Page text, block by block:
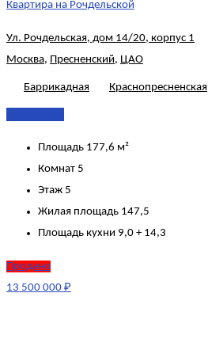
Квартира на Рочдельской
Ул. Рочдельская, дом 14/20, корпус 1
Москва, Пресненский, ЦАО
Баррикадная Краснопресненская
Площадь 177,6 м²
Комнат 5
Этаж 5
Жилая площадь 147,5
Площадь кухни 9,0 + 14,3
Продано
13 500 000 ₽